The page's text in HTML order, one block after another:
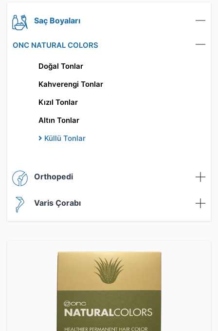
Saç Boyaları
ONC NATURAL COLORS
Doğal Tonlar
Kahverengi Tonlar
Kızıl Tonlar
Altın Tonlar
Küllü Tonlar
Orthopedi
Varis Çorabı